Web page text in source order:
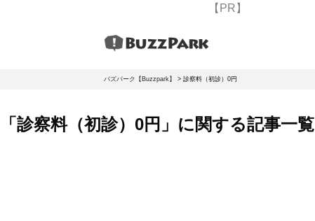
【PR】
バズパーク【Buzzpark】 > 診察料（初診）0円
「診察料（初診）0円」に関する記事一覧